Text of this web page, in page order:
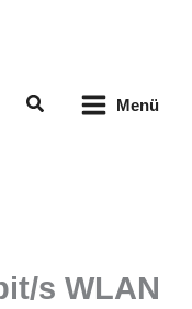
Suchen Menü
s WLAN